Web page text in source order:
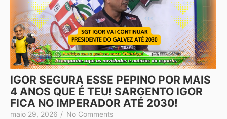
IGOR SEGURA ESSE PEPINO POR MAIS
4 ANOS QUE É TEU! SARGENTO IGOR
FICA NO IMPERADOR ATÉ 2030!
maio 29, 2026 / No Comments